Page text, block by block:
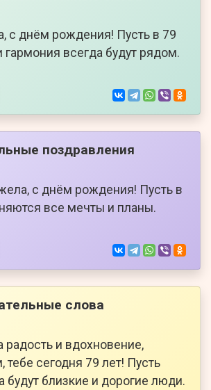
с днём рождения! Пусть в 79
гармония всегда будут рядом.
поздравления
с днём рождения! Пусть в
все мечты и планы.
слова
и вдохновение,
тебе сегодня 79 лет! Пусть
будут близкие и дорогие люди.